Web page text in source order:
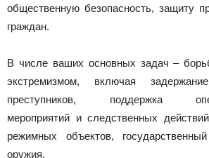
общественную безопасность, защиту
граждан.
В числе ваших основных задач –
экстремизмом, включая
преступников, поддержка
мероприятий и следственных
режимных объектов,
оружия.